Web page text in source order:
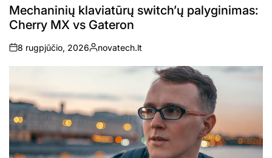
IN
Mechaninių klaviatūrų switch’ų palyginimas:
Cherry MX vs Gateron
on
8 rugpjūčio, 2026
Posted
by
novatech.lt